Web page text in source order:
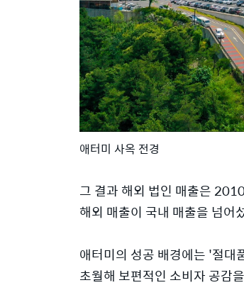
애터미 사옥 전경
그 결과 해외 법인 매출은
해외 매출이 국내 매출을 넘어
애터미의 성공 배경에는 '절대
초월해 보편적인 소비자 공감